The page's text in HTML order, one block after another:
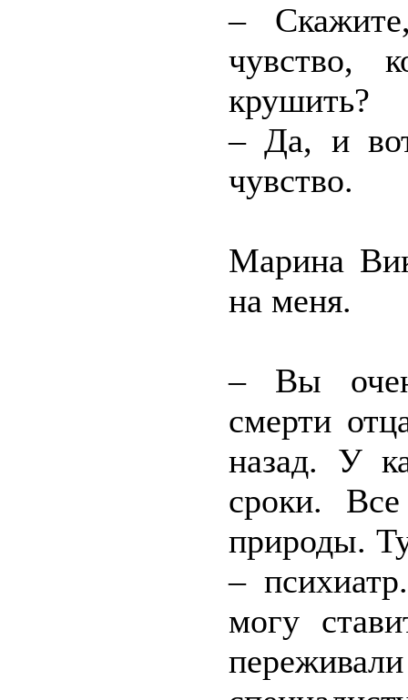
–
чувство,
крушить?
– Да, и
чувство.
Марина
на меня.
– Вы
смерти
назад. У
сроки.
природы.
–
могу